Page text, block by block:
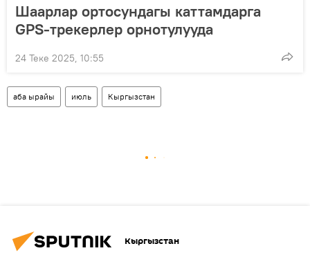
Шаарлар ортосундагы каттамдарга
GPS-трекерлер орнотулууда
24 Теке 2025, 10:55
аба ырайы июль Кыргызстан
Кыргызстан